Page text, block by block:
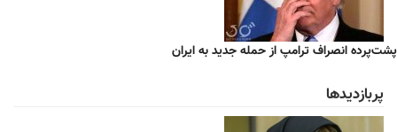
پشت‌پرده انصراف ترامپ از حمله جدید به ایران
پربازدیدها